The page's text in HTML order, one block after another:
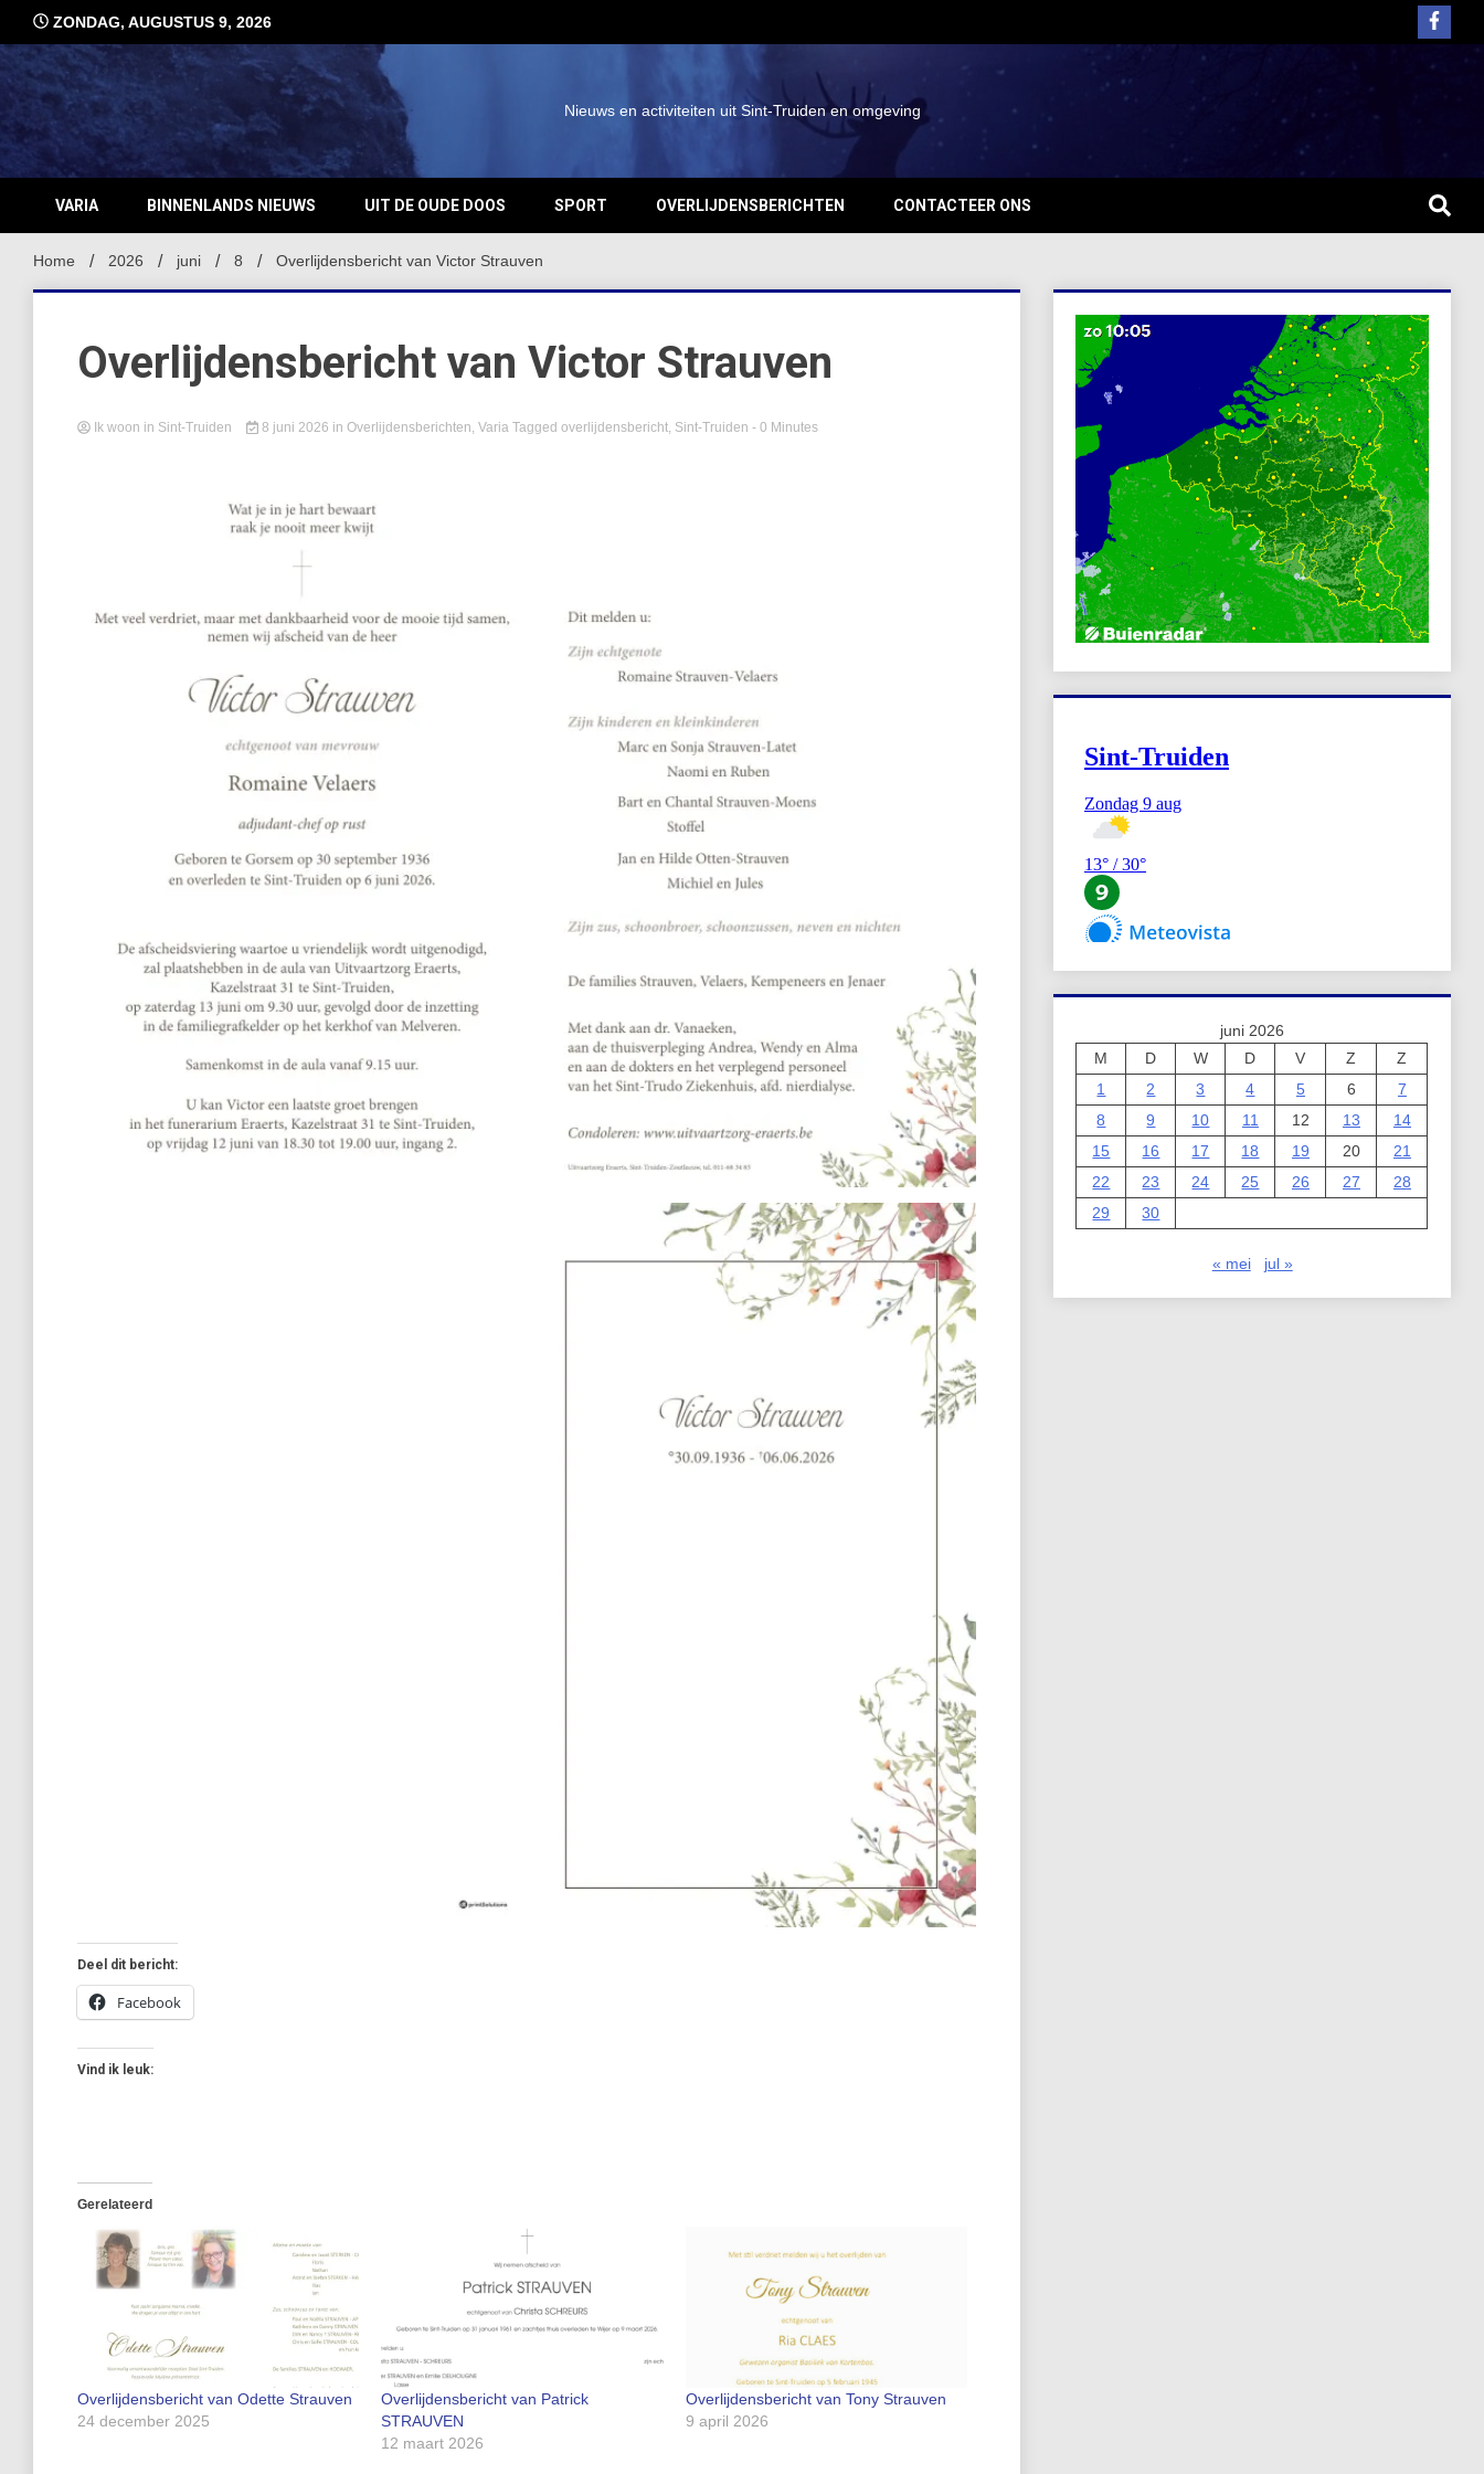
inhoud
ZONDAG, AUGUSTUS 9, 2026
Nieuws en activiteiten uit Sint-Truiden en omgeving
VARIA BINNENLANDS NIEUWS UIT DE OUDE DOOS SPORT OVERLIJDENSBERICHTEN CONTACTEER ONS
Home 2026 juni 8 Overlijdensbericht van Victor Strauven
Overlijdensbericht van Victor Strauven
Ik woon in Sint-Truiden 8 juni 2026 in Overlijdensberichten, Varia Tagged overlijdensbericht, Sint-Truiden - 0 Minutes
Deel dit bericht:
Facebook
Vind ik leuk:
Gerelateerd
Overlijdensbericht van Odette Strauven
24 december 2025
Overlijdensbericht van Patrick
STRAUVEN
12 maart 2026
Overlijdensbericht van Tony Strauven
9 april 2026
juni 2026
M
D W D V Z
Z
1
2 3 4 5 6
7
8
9 10 11 12 13
14
15
16 17 18 19 20
21
22
23 24 25 26 27
28
29
30
« mei jul »